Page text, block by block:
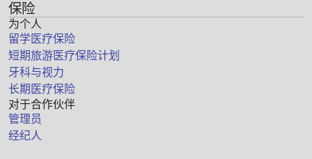
保险
为个人
留学医疗保险
短期旅游医疗保险计划
牙科与视力
长期医疗保险
对于合作伙伴
管理员
经纪人